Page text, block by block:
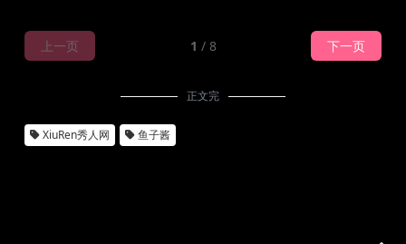
上一页 1 / 8 下一页
正文完
XiuRen秀人网 鱼子酱